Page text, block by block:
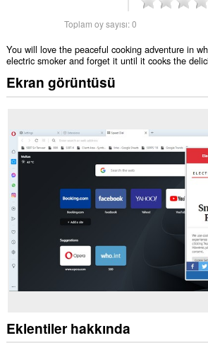
Toplam oy sayısı:0
You will love the peaceful cooking adventure in
electric smoker and forget it until it cooks the
Ekran görüntüsü
Eklentiler hakkında